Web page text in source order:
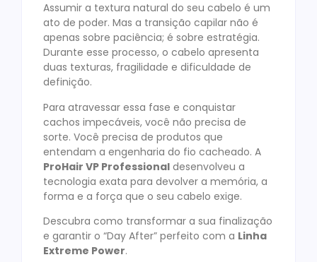
Assumir a textura natural do seu cabelo é um
ato de poder. Mas a transição capilar não é
apenas sobre paciência; é sobre estratégia.
Durante esse processo, o cabelo apresenta
duas texturas, fragilidade e dificuldade de
definição.
Para atravessar essa fase e conquistar
cachos impecáveis, você não precisa de
sorte. Você precisa de produtos que
entendam a engenharia do fio cacheado. A
ProHair VP Professional desenvolveu a
tecnologia exata para devolver a memória, a
forma e a força que o seu cabelo exige.
Descubra como transformar a sua finalização
e garantir o “Day After” perfeito com a Linha
Extreme Power.